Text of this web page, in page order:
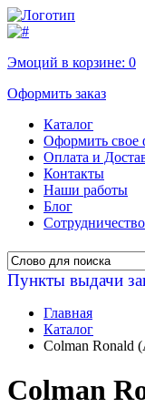
Эмоций в корзине: 0
Оформить заказ
Каталог
Оформить свое
Оплата и
Контакты
Наши работы
Блог
Сотрудничество
Пункты выдачи
Главная
Каталог
Colman Ronald
Colman